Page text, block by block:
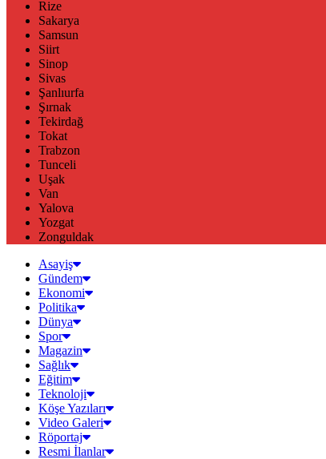
Rize
Sakarya
Samsun
Siirt
Sinop
Sivas
Şanlıurfa
Şırnak
Tekirdağ
Tokat
Trabzon
Tunceli
Uşak
Van
Yalova
Yozgat
Zonguldak
Asayiş
Gündem
Ekonomi
Politika
Dünya
Spor
Magazin
Sağlık
Eğitim
Teknoloji
Köşe Yazıları
Video Galeri
Röportaj
Resmi İlanlar